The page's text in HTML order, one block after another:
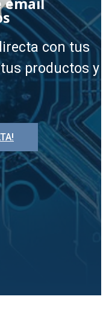
email
con tus
productos y